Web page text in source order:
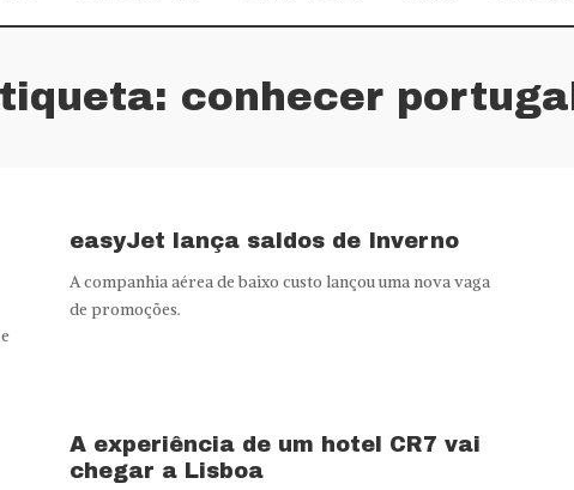
conhecer portugal
easyJet lança saldos de Inverno
A companhia aérea de baixo custo lançou uma nova vaga
de promoções.
A experiência de um hotel CR7 vai
chegar a Lisboa